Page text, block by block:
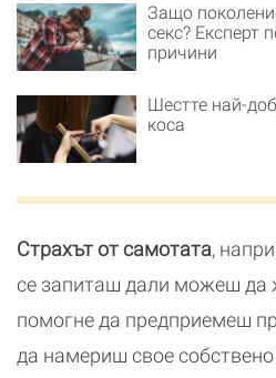
Защо
секс? Експерт
причини
Шестте най-
коса
Страхът от самотата,
се запиташ дали можеш да
помогне да предприемеш
да намериш свое